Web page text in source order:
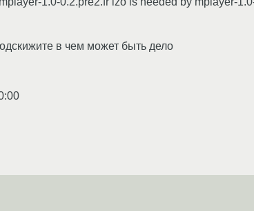
в чем может быть дело